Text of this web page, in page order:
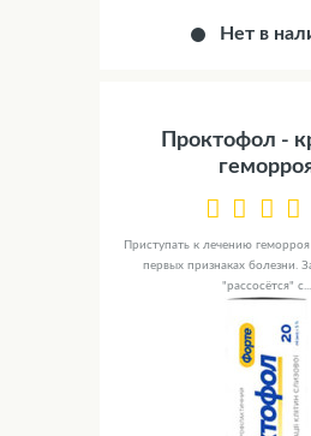
Нет в
Проктофол -
Приступать к лечению
первых признаках болезни.
"рассосётся" с...